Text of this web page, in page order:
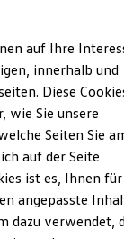
auf Ihre
innerhalb und
Diese
wie Sie unsere
Seiten Sie
auf der Seite
ist es, Ihnen für
angepasste
dazu verwendet,